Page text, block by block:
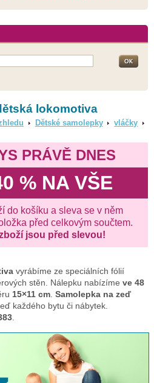
lokomotiva
Dětské samolepky
vláčky
PRÁVĚ DNES
% NA VŠE
do košíku a sleva se v něm
před celkovým součtem.
jsou před slevou!
vyrábíme ze speciálních fólií
stěn. Nálepku nabízíme ve 48
15×11 cm Samolepka na zeď
každého bytu či nábytek.